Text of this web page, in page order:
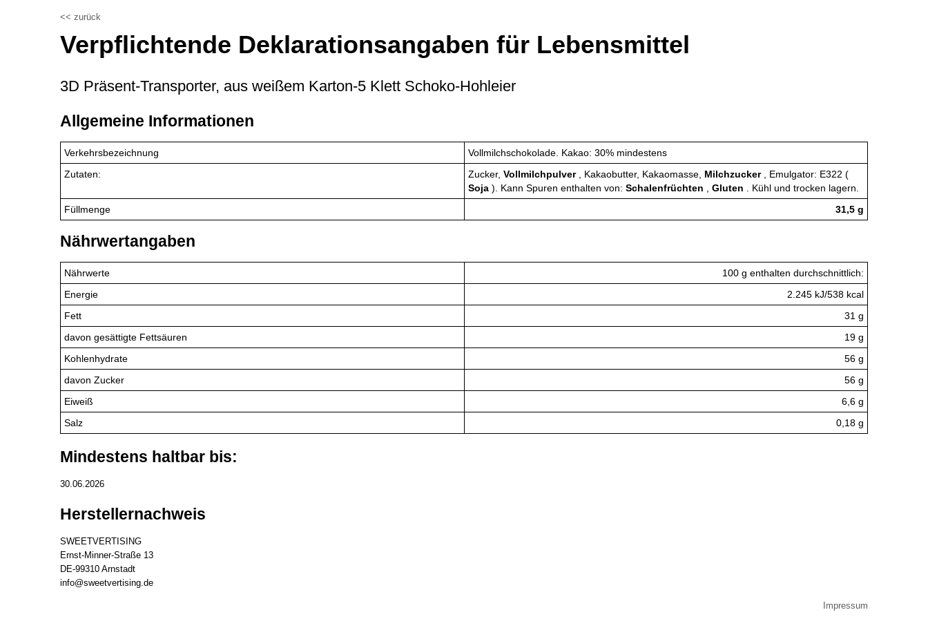
<< zurück
Verpflichtende Deklarationsangaben für Lebensmittel
3D Präsent-Transporter, aus weißem Karton-5 Klett Schoko-Hohleier
Allgemeine Informationen
Verkehrsbezeichnung
Vollmilchschokolade. Kakao: 30% mindestens
Zutaten:
Zucker, Vollmilchpulver , Kakaobutter, Kakaomasse, Milchzucker
, Emulgator: E322 (
Soja ). Kann Spuren enthalten von: Schalenfrüchten Gluten
. Kühl und trocken lagern.
Füllmenge
31,5 g
Nährwertangaben
Nährwerte
100 g enthalten durchschnittlich:
Energie
2.245 kJ/538 kcal
Fett
31 g
davon gesättigte Fettsäuren
19 g
Kohlenhydrate
56 g
davon Zucker
56 g
Eiweiß
6,6 g
Salz
0,18 g
Mindestens haltbar bis:
30.06.2026
Herstellernachweis
SWEETVERTISING
Ernst-Minner-Straße 13
DE-99310 Arnstadt
info@sweetvertising.de
Impressum